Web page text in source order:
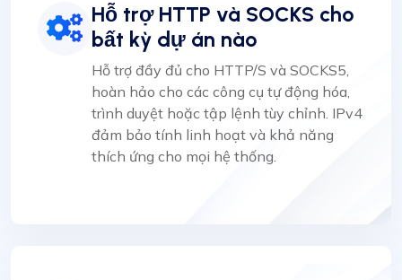
Hỗ trợ HTTP và SOCKS cho
bất kỳ dự án nào
Hỗ trợ đầy đủ cho HTTP/S và SOCKS5,
hoàn hảo cho các công cụ tự động hóa,
trình duyệt hoặc tập lệnh tùy chỉnh. IPv4
đảm bảo tính linh hoạt và khả năng
thích ứng cho mọi hệ thống.